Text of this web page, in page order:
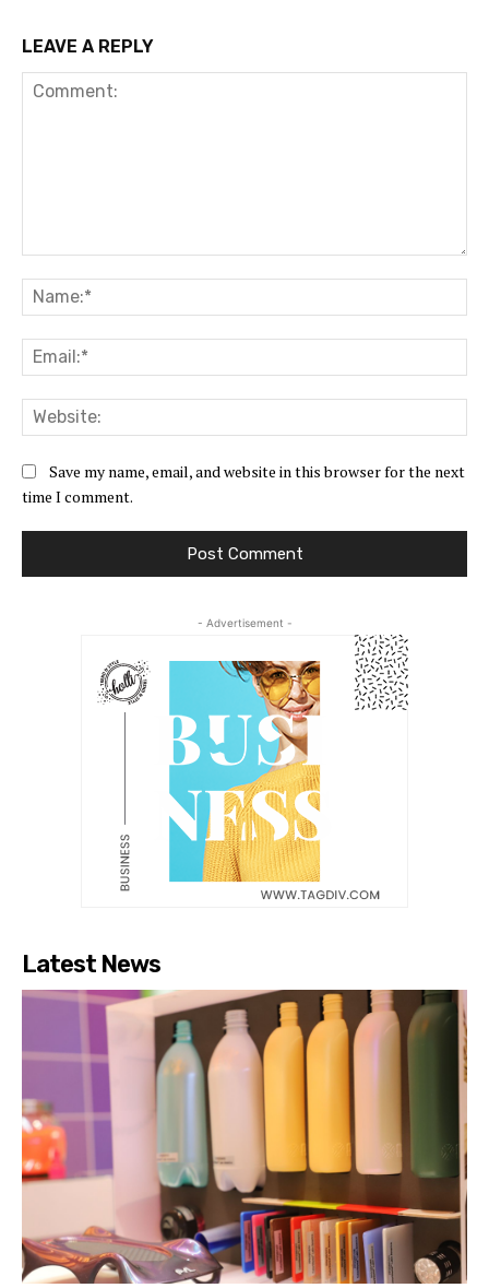
LEAVE A REPLY
Save my name, email, and website in this browser for the next
time I comment.
- Advertisement -
Latest News